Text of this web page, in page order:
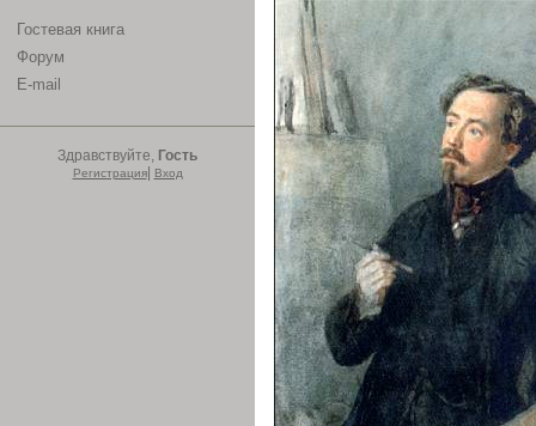
Гостевая книга
Форум
E-mail
Здравствуйте, Гость
Регистрация| Вход